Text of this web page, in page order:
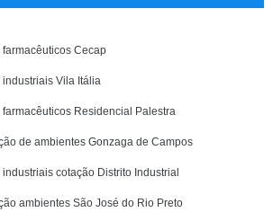
Cecap
Vila Itália
Residencial Palestra
de ambientes Gonzaga de Campos
cotação Distrito Industrial
ambientes São José do Rio Preto